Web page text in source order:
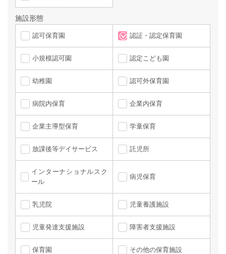
施設形態
認可保育園 認証・認定保育園
小規模認可園 認定こども園
幼稚園 認可外保育園
病院内保育 企業内保育
企業主導型保育 学童保育
放課後等デイサービス 託児所
インターナショナルスク
ール
病児保育
乳児院 児童養護施設
児童発達支援施設 障害者支援施設
保育園 その他の保育施設